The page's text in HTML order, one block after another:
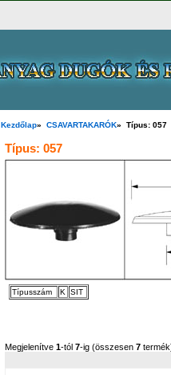
Kezdőlap» CSAVARTAKARÓK» Típus: 057
Típus: 057
Típusszám K SIT
Megjelenítve1-tól7-ig (összesen7